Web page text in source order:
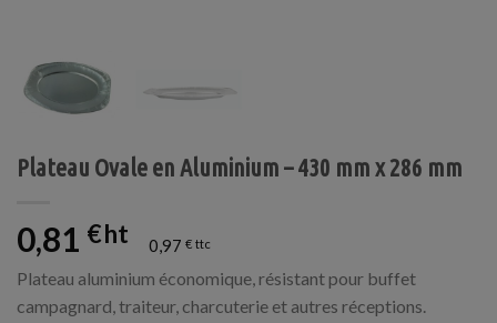
Plateau Ovale en Aluminium – 430 mm x 286 mm
0,81 € 0,97 €
Plateau aluminium économique, résistant pour buffet
campagnard, traiteur, charcuterie et autres réceptions.